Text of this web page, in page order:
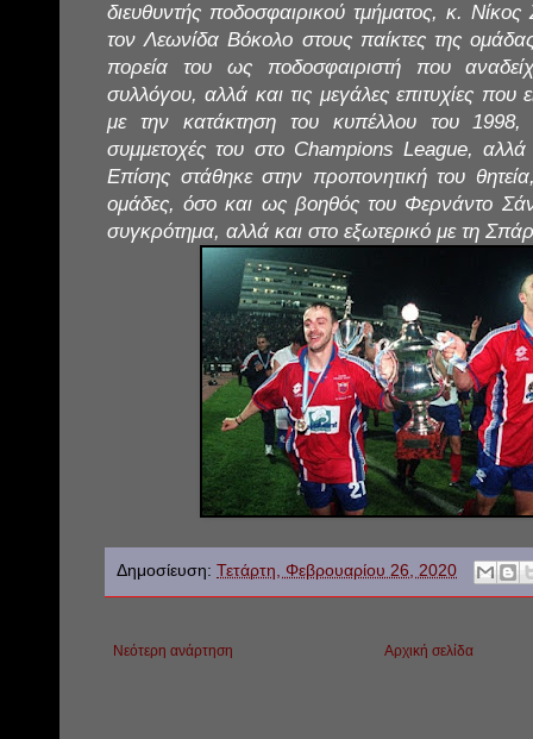
διευθυντής ποδοσφαιρικού τμήματος, κ. Νίκος
τον Λεωνίδα Βόκολο στους παίκτες της
πορεία του ως ποδοσφαιριστή που
συλλόγου, αλλά και τις μεγάλες επιτυχίες που
με την κατάκτηση του κυπέλλου του 1998,
συμμετοχές του στο Champions League,
Επίσης στάθηκε στην προπονητική του
ομάδες, όσο και ως βοηθός του Φερνάντο
συγκρότημα, αλλά και στο εξωτερικό με τη
Δημοσίευση: Τετάρτη, Φεβρουαρίου 26, 2020
Νεότερη ανάρτηση Αρχική σελίδα